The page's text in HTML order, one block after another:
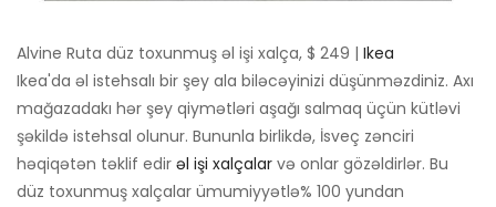
Alvine Ruta düz toxunmuş əl işi xalça, $ 249 | Ikea
Ikea'da əl istehsalı bir şey ala biləcəyinizi düşünməzdiniz. Axı
mağazadakı hər şey qiymətləri aşağı salmaq üçün kütləvi
şəkildə istehsal olunur. Bununla birlikdə, İsveç zənciri
həqiqətən təklif edir əl işi xalçalar və onlar gözəldirlər. Bu
düz toxunmuş xalçalar ümumiyyətlə% 100 yundan